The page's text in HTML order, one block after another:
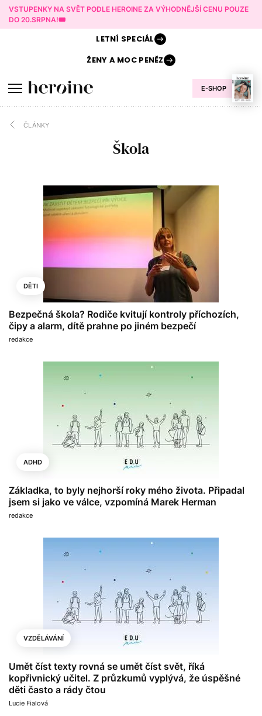
VSTUPENKY NA SVĚT PODLE HEROINE ZA VÝHODNĚJŠÍ CENU POUZE
DO 20.SRPNA!🎟️
E-SHOP
LETNÍ SPECIÁL
ŽENY AMOC PENĚZ
ČLÁNKY
Škola
DĚTI
Bezpečná škola? Rodiče kvitují kontroly příchozích,
čipy a alarm, dítě prahne po jiném bezpečí
redakce
ADHD
Základka, to byly nejhorší roky mého života. Připadal
jsem si jako ve válce, vzpomíná Marek Herman
redakce
VZDĚLÁVÁNÍ
Umět číst texty rovná se umět číst svět, říká
kopřivnický učitel. Z průzkumů vyplývá, že úspěšné
děti často a rády čtou
Lucie Fialová